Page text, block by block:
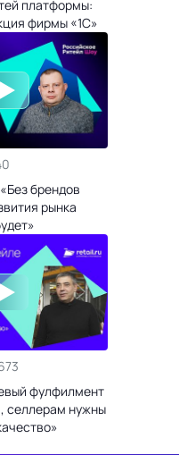
платформы:
фирмы «1С»
брендов
рынка
фулфилмент
селлерам нужны